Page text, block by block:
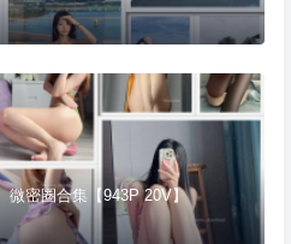
微密圈合集【943P 20V】